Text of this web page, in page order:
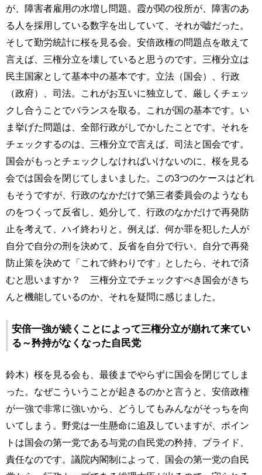
が、障害者雇用の水増し問題。霞が関の役所が、障害のあ
る人を採用している数字を出していて、それが嘘だった。
そして勤労統計に桜を見る会。安倍政権の問題点を敢えて
言えば、三権分立を壊していると思うのです。三権分立は
民主国家として基本中の基本です。立法（国会）、行政
（政府）、司法。これがお互いに独立して、厳しくチェッ
クし合うことでバランスを取る。これが国の基本です。い
ま挙げた問題は、全部行政がしでかしたことです。それを
チェックするのは、三権分立で言えば、司法と国会です。
国会がもっとチェックしなければいけないのに、桜を見る
会では国会を閉じてしまいました。この3つのケースはどれ
もそうですが、行政のなかだけで第三者委員会のようなも
のをつくって反省し、処分して、行政のなかだけで再発防
止を考えて、ハイ終わりと。例えば、何か罪を犯した人が
自分で自分の刑を決めて、反省を自分で行い、自分で再発
防止策を決めて「これで終わりです」としたら、それで済
むと思いますか？ 三権分立でチェックすべき国会がきち
んと機能しているのか、それを疑問に感じました。
安倍一強が続くことによって三権分立が崩れて来てい
る～矜持がなくなった自民党
鈴木）桜を見る会も、最後までやらずに国会を閉じてしま
った。なぜこういうことが起きるのかと言うと、安倍政権
が一強で非常に強いから、どうしてもみんながそっちを向
いてしまう。野党は一生懸命に追及していますが、ポイン
トは国会の第一党である与党の自民党の矜持、プライド、
責任なのです。議院内閣制によって、国会の第一党の自民